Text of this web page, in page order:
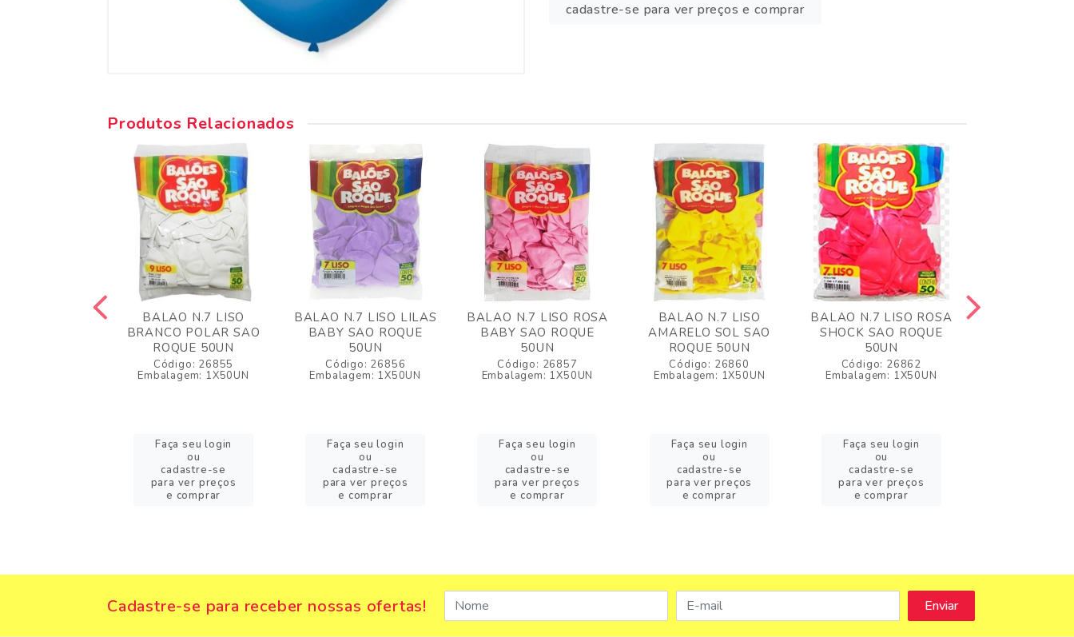
cadastre-se para ver preços e comprar
Produtos Relacionados
BALAO N.7 LISO
BRANCO POLAR SAO
ROQUE 50UN
Código: 26855
Embalagem: 1X50UN
Faça seu login
ou
cadastre-se
para ver preços
e comprar
BALAO N.7 LISO LILAS
BABY SAO ROQUE
50UN
Código: 26856
Embalagem: 1X50UN
Faça seu login
ou
cadastre-se
para ver preços
e comprar
BALAO N.7 LISO ROSA
BABY SAO ROQUE
50UN
Código: 26857
Embalagem: 1X50UN
Faça seu login
ou
cadastre-se
para ver preços
e comprar
BALAO N.7 LISO
AMARELO SOL SAO
ROQUE 50UN
Código: 26860
Embalagem: 1X50UN
Faça seu login
ou
cadastre-se
para ver preços
e comprar
BALAO N.7 LISO ROSA
SHOCK SAO ROQUE
50UN
Código: 26862
Embalagem: 1X50UN
Faça seu login
ou
cadastre-se
para ver preços
e comprar
Cadastre-se para receber nossas ofertas!